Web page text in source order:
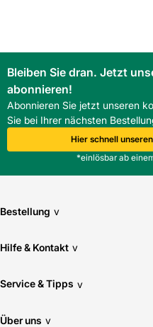
Die feuerverzinkte
Korrosionsbeständigkeit und
Nutzungsdauer.
Welche Lasten trägt der
die Befestigung?
Die Lastaufnahme erfolgt
Befestigungswerte sind
Bleiben Sie dran. Jetzt
abonnieren!
Abonnieren Sie jetzt unseren
Sie bei Ihrer nächsten
Hier schnell
*einlösbar ab
Bestellung v
Hilfe & Kontakt v
Service & Tipps v
Über uns v